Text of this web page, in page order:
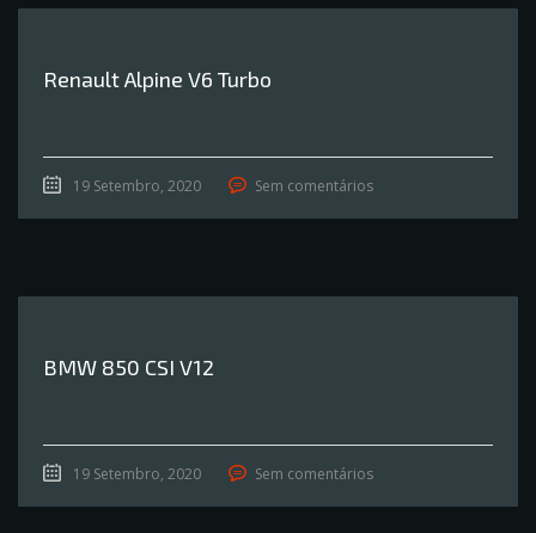
Renault Alpine V6 Turbo
19 Setembro, 2020 Sem comentários
BMW 850 CSI V12
19 Setembro, 2020 Sem comentários